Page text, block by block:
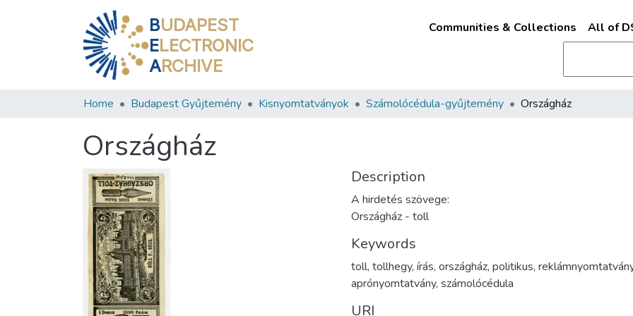
BUDAPEST
ELECTRONIC
ARCHIVE
Communities & Collections All of
Home Budapest Gyűjtemény Kisnyomtatványok Számolócédula-gyűjtemény Országház
Országház
Description
A hirdetés szövege:
Országház - toll
Keywords
toll, tollhegy, írás, országház, politikus,
aprónyomtatvány, számolócédula
URI